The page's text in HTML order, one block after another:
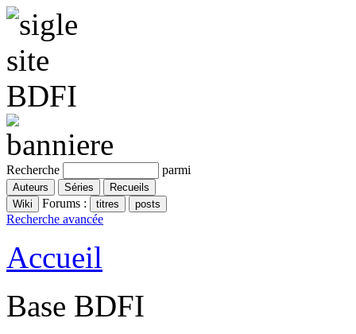
Recherche parmi
Forums :
Recherche avancée
Accueil
Base BDFI